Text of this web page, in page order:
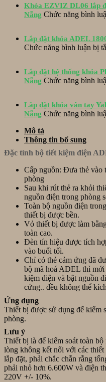
Khóa EZVIZ DL06 lắp
Nẵng Chức năng bình
Lắp đặt khóa ADEL
Chức năng bình luận bị
Lắp đặt hệ thống khóa
Nẵng Chức năng bình
Lắp đặt khóa vân tay
Nẵng Chức năng bình
Mô tả
Thông tin bổ sung
Đặc tính bộ tiết kiệm điện
Cấp nguồn: Đưa thẻ vào
phòng
Sau khi rút thẻ ra khỏi
nguồn điện trong phòng
Toàn bộ nguồn điện
thiết bị được bền.
Vỏ thiết bị được làm
toàn cao.
Đèn tín hiệu được tích
vào buổi tối.
Chỉ có thẻ cảm ứng đã
bộ mã hoá ADEL thì
kiệm điện và bật nguồn
cứng.. đều không thể
Ứng dụng
Thiết bị được sử dụng để kiểm
phòng.
Lưu ý
Thiết bị là để kiểm soát toàn
lòng không kết nối với các
lắp đặt, phải chắc chắn rằng
phải nhỏ hơn 6.600W và điện
220V +/- 10%.